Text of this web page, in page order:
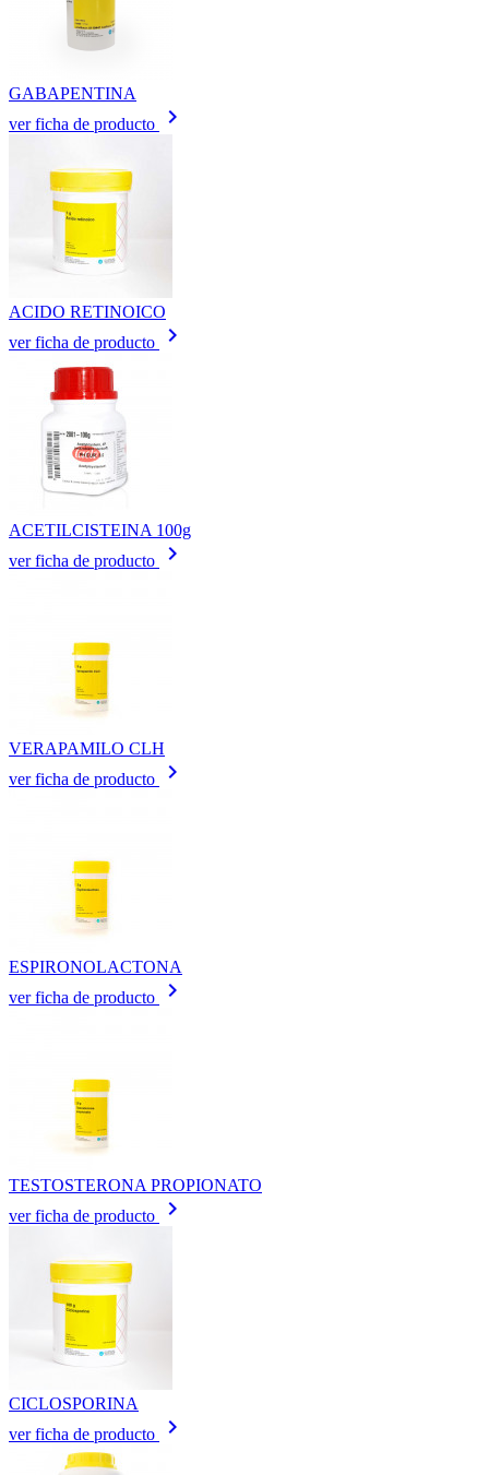
GABAPENTINA
ver ficha de producto
keyboard_arrow_right
ACIDO RETINOICO
ver ficha de producto
keyboard_arrow_right
ACETILCISTEINA 100g
ver ficha de producto
keyboard_arrow_right
VERAPAMILO CLH
ver ficha de producto
keyboard_arrow_right
ESPIRONOLACTONA
ver ficha de producto
keyboard_arrow_right
TESTOSTERONA PROPIONATO
ver ficha de producto
keyboard_arrow_right
CICLOSPORINA
ver ficha de producto
keyboard_arrow_right